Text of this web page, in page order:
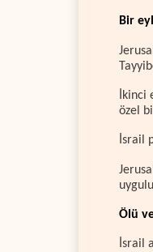
Bir
İkinci
özel
İsrail
Ölü
İsrail